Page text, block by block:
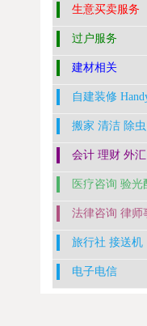
生意买卖服务
过户服务
建材相关
自建装修
搬家 清洁 除虫
会计 理财 外
医疗咨询 验光
法律咨询 律师
旅行社 接送机
电子电信